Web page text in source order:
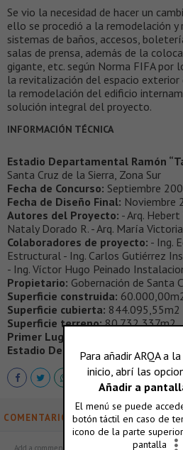
Se vio la necesidad de hacer un
ello se procedió a la remodelación
sistemas de baños, accesos,
salas de prensa, además de la
gigante, etc. según Norma FIFA por
la revitalización del espacio
la remodelación del edificio
solución integral del proyecto.
INFORMACIÓN TÉCNICA
Estadio Departamental Ramón
Santa Cruz de la Sierra, Zona Sur
Fecha de Concurso: Septiembre
Fecha de Diseño Final: Noviembre
Autores del Proyecto: - Arq. Hebert
Nataly Dorado R. - Arq. María
Colaboradores de proyecto: - Ing.
Estructural - Ing. Carlos Gutiérrez
- Ing. Víctor Hugo Peinado
Propietario: Gobernación de Santa
Superficie construida:
Superficie cubierta: 844.095,55m2
Superficie terreno:80.732,337m2
Primer Lugar en Concurso
Estadio Departamental Ramón
COMENTARIOS